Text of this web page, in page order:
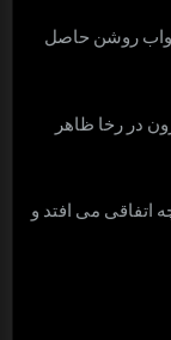
روشن حاصل
در رخا ظاهر
اتفاقی می افتد و